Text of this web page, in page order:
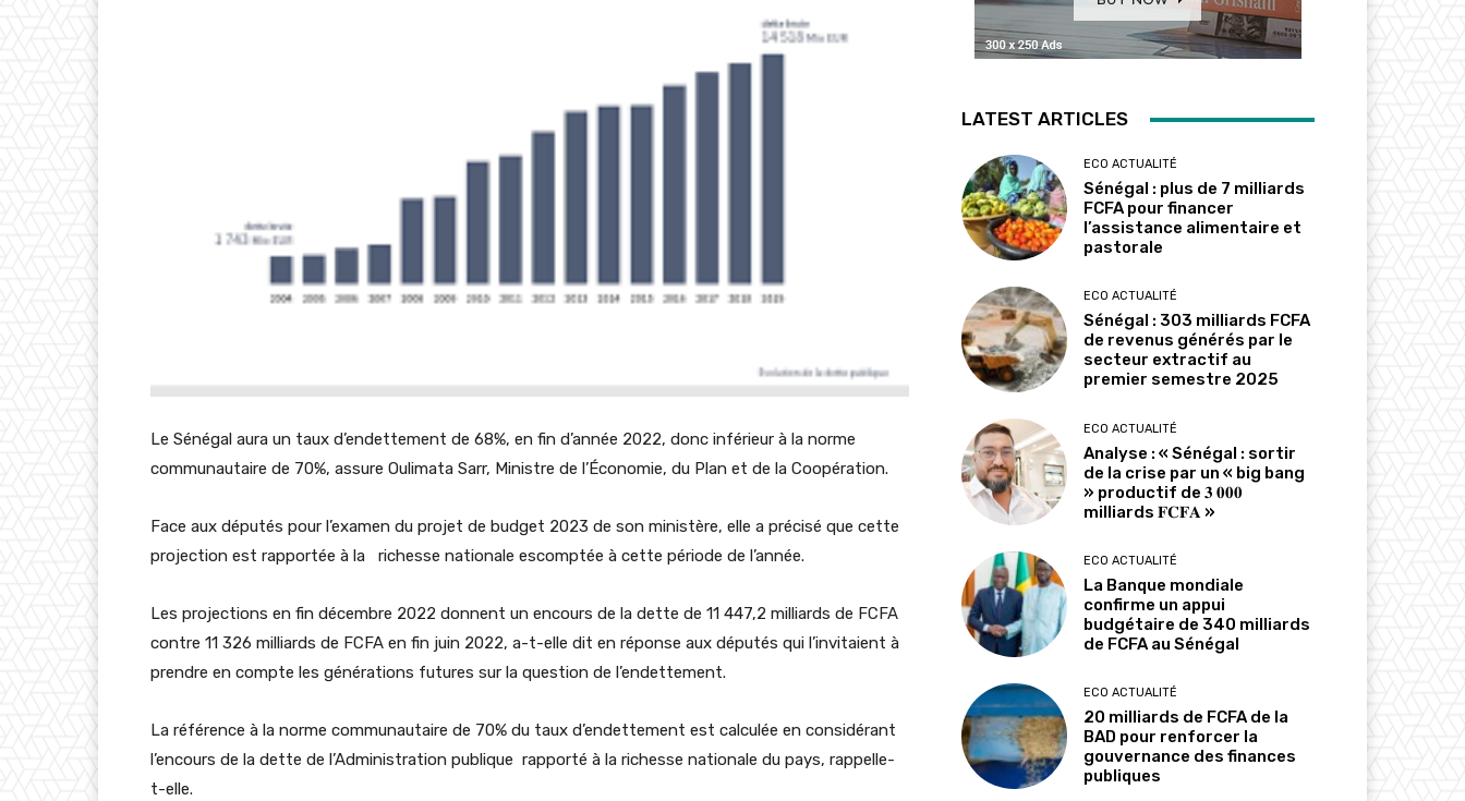
Le Sénégal aura un taux d’endettement de 68%, en fin d’année 2022, donc inférieur à la norme
communautaire de 70%, assure Oulimata Sarr, Ministre de l’Économie, du Plan et de la Coopération.
Face aux députés pour l’examen du projet de budget 2023 de son ministère, elle a précisé que cette
projection est rapportée à la richesse nationale escomptée à cette période de l’année.
Les projections en fin décembre 2022 donnent un encours de la dette de 11 447,2 milliards de FCFA
contre 11 326 milliards de FCFA en fin juin 2022, a-t-elle dit en réponse aux députés qui l’invitaient à
prendre en compte les générations futures sur la question de l’endettement.
La référence à la norme communautaire de 70% du taux d’endettement est calculée en considérant
l’encours de la dette de l’Administration publique rapporté à la richesse nationale du pays, rappelle-
t-elle.
LATEST ARTICLES
ECO ACTUALITÉ
Sénégal : plus de 7 milliards
FCFA pour financer
l’assistance alimentaire et
pastorale
ECO ACTUALITÉ
Sénégal : 303 milliards FCFA
de revenus générés par le
secteur extractif au
premier semestre 2025
ECO ACTUALITÉ
Analyse : « Sénégal : sortir
de la crise par un « big bang
» productif de 𝟑 𝟎𝟎𝟎
milliards 𝐅𝐂𝐅𝐀 »
ECO ACTUALITÉ
La Banque mondiale
confirme un appui
budgétaire de 340 milliards
de FCFA au Sénégal
ECO ACTUALITÉ
20 milliards de FCFA de la
BAD pour renforcer la
gouvernance des finances
publiques